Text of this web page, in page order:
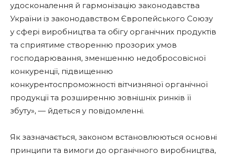
удосконалення й гармонізацію законодавства
України із законодавством Європейського Союзу
у сфері виробництва та обігу органічних продуктів
та сприятиме створенню прозорих умов
господарювання, зменшенню недобросовісної
конкуренції, підвищенню
конкурентоспроможності вітчизняної органічної
продукції та розширенню зовнішніх ринків її
збуту», — йдеться у повідомленні.
Як зазначається, законом встановлюються основні
принципи та вимоги до органічного виробництва,